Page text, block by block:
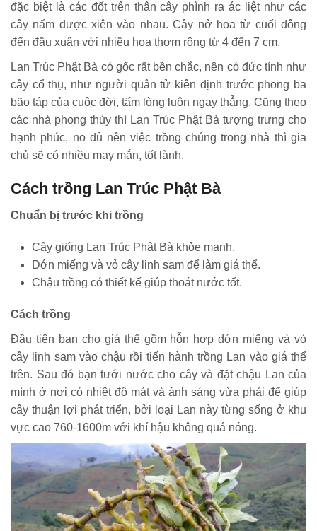
đặc biệt là các đốt trên thân cây phình ra ác liệt như các
cây nấm được xiên vào nhau. Cây nở hoa từ cuối đông
đến đầu xuân với nhiều hoa thơm rộng từ 4 đến 7 cm.
Lan Trúc Phật Bà có gốc rất bền chắc, nên có đức tính như
cây cổ thụ, như người quân tử kiên định trước phong ba
bão táp của cuộc đời, tấm lòng luôn ngay thẳng. Cũng theo
các nhà phong thủy thì Lan Trúc Phật Bà tượng trưng cho
hạnh phúc, no đủ nên việc trồng chúng trong nhà thì gia
chủ sẽ có nhiều may mắn, tốt lành.
Cách trồng Lan Trúc Phật Bà
Chuẩn bị trước khi trồng
Cây giống Lan Trúc Phật Bà khỏe mạnh.
Dớn miếng và vỏ cây linh sam để làm giá thể.
Chậu trồng có thiết kế giúp thoát nước tốt.
Cách trồng
Đầu tiên bạn cho giá thể gồm hỗn hợp dớn miếng và vỏ
cây linh sam vào chậu rồi tiến hành trồng Lan vào giá thể
trên. Sau đó bạn tưới nước cho cây và đặt chậu Lan của
mình ở nơi có nhiệt độ mát và ánh sáng vừa phải để giúp
cây thuận lợi phát triển, bởi loại Lan này từng sống ở khu
vực cao 760-1600m với khí hậu không quá nóng.